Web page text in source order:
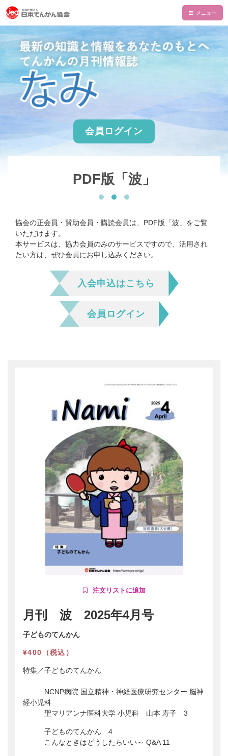
HOME
てんかんについて
てんかんとは
診断と治療
使える制度
てんかんセンター・専門医
てんかん協会について
会長あいさつ
支部一覧
目的・沿革
支援のお願い
全国大会
情報誌・書籍・DVD
てんかん関連書籍
てんかんのDVD
てんかんアニメ教室
ムービー
物品などでの支援
時間や労力の提供
団体・企業への協賛による支援
会員ログイン
検索:
会員ログイン
PDF版「波」
協会の正会員・賛助会員・購読会員は、PDF版「波」をご覧
いただけます。
本サービスは、協力会員のみのサービスですので、活用され
たい方は、ぜひ会員にお申し込みください。
入会申込はこちら
会員ログイン
月刊 波 2025年4月号
子どものてんかん
¥400（税込）
特集／子どものてんかん
NCNP病院 国立精神・神経医療研究センター 脳神
経小児科
聖マリアンナ医科大学 小児科 山本 寿子 3
子どものてんかん 4
こんなときはどうしたらいい～ Q&A 11